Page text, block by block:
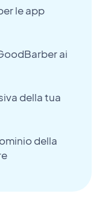
le app
ai
della tua
della